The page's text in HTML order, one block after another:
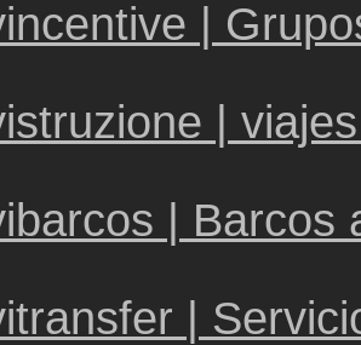
|
|
| Barcos
|